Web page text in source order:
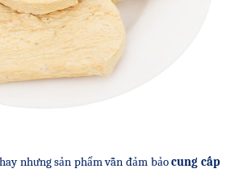
nhưng sản phẩm vẫn đảm bảocung cấp